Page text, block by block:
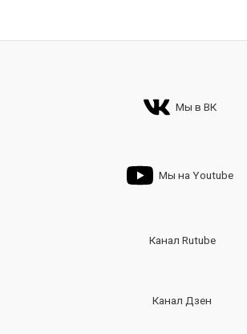
Мы в ВК
Мы на Youtube
Канал Rutube
Канал Дзен